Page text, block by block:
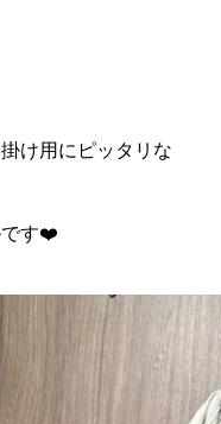
け用にピッタリな
です❤️